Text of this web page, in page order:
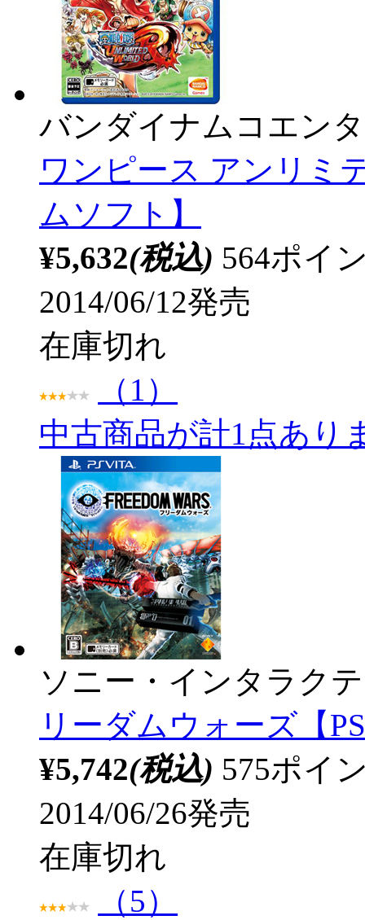
バンダイナムコエン
ワンピース アンリミ
ムソフト】
¥5,632(税込) 564ポイ
2014/06/12発売
在庫切れ
（1）
中古商品が計1点あり
ソニー・インタラク
リーダムウォーズ【
¥5,742(税込) 575ポイ
2014/06/26発売
在庫切れ
（5）